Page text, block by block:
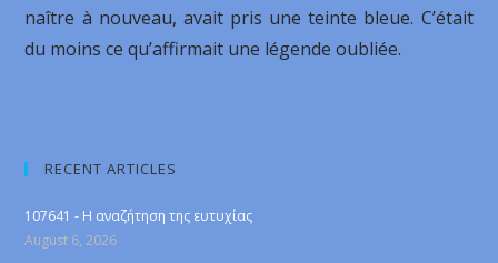
naître à nouveau, avait pris une teinte bleue. C’était
du moins ce qu’affirmait une légende oubliée.
RECENT ARTICLES
107641 - Η αναζήτηση της ευτυχίας
August 6, 2026